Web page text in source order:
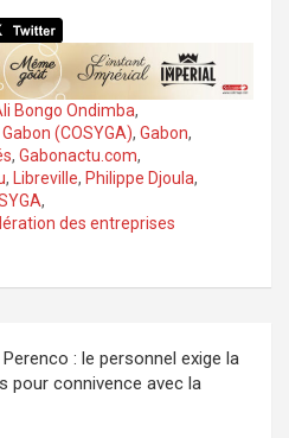
Bongo Ondimba,
(COSYGA), Gabon,
, Gabonactu.com,
, Libreville, Philippe Djoula,
,
des entreprises
: le personnel exige la
pour connivence avec la